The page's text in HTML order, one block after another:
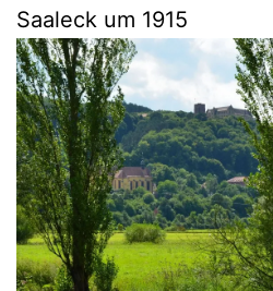
Saaleck um 1915